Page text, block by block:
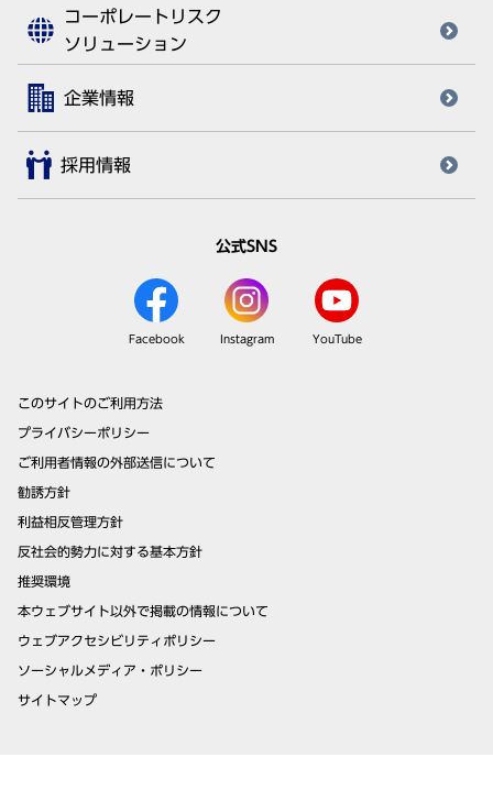
コーポレートリスク
ソリューション
企業情報
採用情報
公式SNS
Facebook Instagram YouTube
このサイトのご利用方法
プライバシーポリシー
ご利用者情報の外部送信について
勧誘方針
利益相反管理方針
反社会的勢力に対する基本方針
推奨環境
本ウェブサイト以外で掲載の情報について
ウェブアクセシビリティポリシー
ソーシャルメディア・ポリシー
サイトマップ